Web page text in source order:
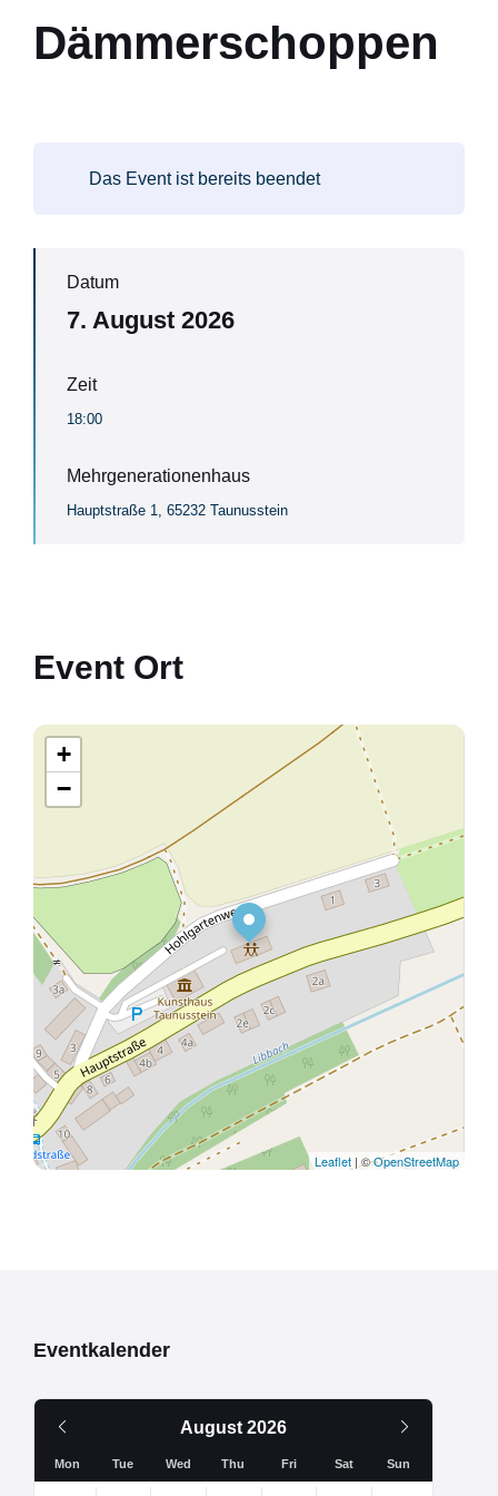
Dämmerschoppen
Das Event ist bereits beendet
Datum
7. August 2026
Zeit
18:00
Mehrgenerationenhaus
Hauptstraße 1, 65232 Taunusstein
Event Ort
+
−
Leaflet | ©OpenStreetMap
Eventkalender
August 2026
Monat
Mon Tue Wed Thu Fri Sat Sun